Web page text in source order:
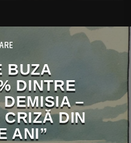
BUZA
DINTRE
–
DIN
ANI”